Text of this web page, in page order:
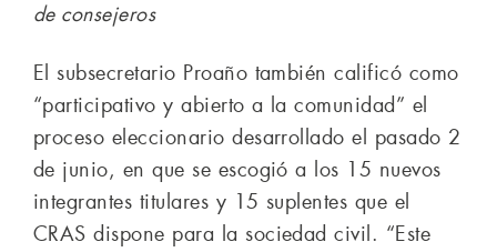
de consejeros
El subsecretario Proaño también calificó como
“participativo y abierto a la comunidad” el
proceso eleccionario desarrollado el pasado 2
de junio, en que se escogió a los 15 nuevos
integrantes titulares y 15 suplentes que el
CRAS dispone para la sociedad civil. “Este